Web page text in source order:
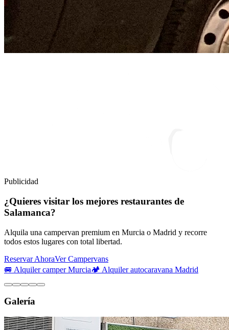
Publicidad
¿Quieres visitar los mejores restaurantes de
Salamanca?
Alquila una campervan premium en Murcia o Madrid y recorre
todos estos lugares con total libertad.
Reservar AhoraVer Campervans
🚐 Alquiler camper Murcia🏕️ Alquiler autocaravana Madrid
Galería